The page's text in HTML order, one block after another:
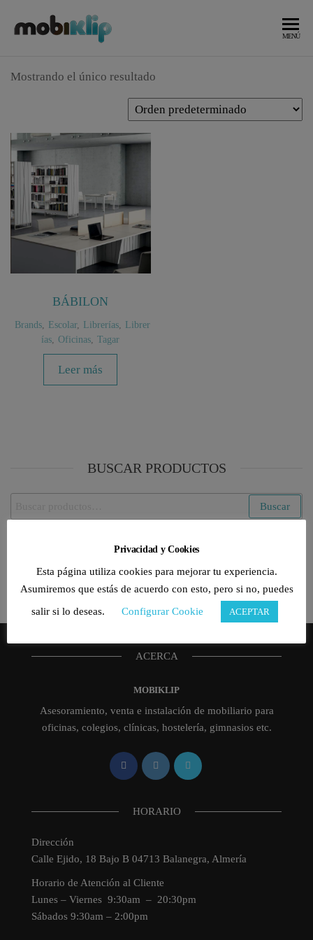
MENÚ
Mostrando el único resultado
BÁBILON
Brands, Escolar, Librerías,
Librer
ías
Oficinas Tagar
Leer más
BUSCAR PRODUCTOS
por:
Buscar
CATEGORÍAS DE PRODUCTO
Selecciona una categoría
ACERCA
MOBIKLIP
Asesoramiento, venta e instalación de mobiliario para
oficinas, colegios, clínicas, hostelería, gimnasios etc.
HORARIO
Dirección
Calle Ejido, 18 Bajo B 04713 Balanegra, Almería
Horario de Atención al Cliente
Lunes – Viernes 9:30am – 20:30pm
Sábados 9:30am – 2:00pm
Privacidad y Cookies
Esta página utiliza cookies para mejorar tu experiencia.
Asumiremos que estás de acuerdo con esto, pero si no, puedes
salir si lo deseas.
Configurar Cookie ACEPTAR